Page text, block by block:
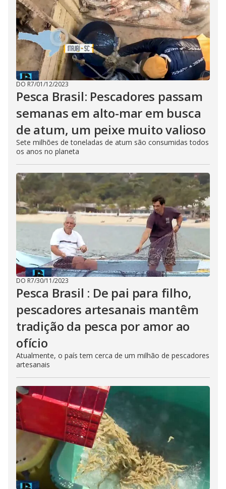
DO R7/01/12/2023
Pesca Brasil: Pescadores passam
semanas em alto-mar em busca
de atum, um peixe muito valioso
Sete milhões de toneladas de atum são consumidas todos
os anos no planeta
DO R7/30/11/2023
Pesca Brasil : De pai para filho,
pescadores artesanais mantêm
tradição da pesca por amor ao
ofício
Atualmente, o país tem cerca de um milhão de pescadores
artesanais